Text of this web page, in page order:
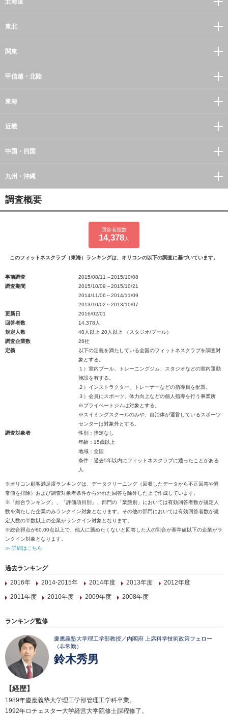
北海道
東北
関東
甲信越・北陸
東海
近畿
中国・四国
九州・沖縄
調査概要
回答者総数
14,378 人
このフィットネスクラブ（東海）ランキングは、オリコンの以下の調査に基づいています。
事前調査
2015/08/11～2015/10/08
調査期間
2015/10/09～2015/10/21
2014/11/06～2014/11/09
2013/10/02～2013/10/07
更新日
2016/02/01
回答者数
14,378人
規定人数
40人以上 20人以上 （スタジオ/プール）
調査企業数
26社
定義
以下の定義を満たしている全国のフィットネスクラブを調査対
象とする。
１）室内プール、トレーニングジム、スタジオなどの室内運動
施設を有する。
２）インストラクター、トレーナーなどの指導員を配置。
３）会員にスポーツ、体力向上などの個人指導を行う事業所
※プライベートジムは対象とする。
※スイミングスクールのみや、自治体が運営しているスポーツ
センターは対象外とする。
調査対象者
性別：指定なし
年齢：15歳以上
地域：全国
条件：過去5年以内にフィットネスクラブに通ったことがある
人
※オリコン顧客満足度ランキングは、データクリーニング（回収したデータから不正回答や異
常値を排除）および調査対象者条件から外れた回答を除外した上で作成しています。
※「総合ランキング」、「評価項目別」、部門の「業態別」においては有効回答者数が規定人
数を満たした企業のみランクイン対象となります。その他の部門においては有効回答者数が規
定人数の半数以上の企業がランクイン対象となります。
※総合得点が60.00点以上で、他人に薦めたくないと回答した人の割合が基準値以下の企業がラ
ンクイン対象となります。
≫ 詳細はこちら
過去ランキング
2016年
2014-2015年 2014年度 2013年度
2012年度
2011年度
2010年度 2009年度 2008年度
ランキング監修
慶應義塾大学理工学部教授／内閣府 上席科学技術政策フェロー
（非常勤）
鈴木秀男
【経歴】
1989年慶應義塾大学理工学部管理工学科卒業。
1992年ロチェスター大学経営大学院修士課程修了。